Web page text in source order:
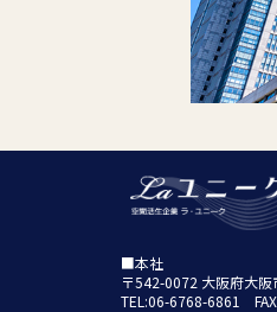
■本社
〒542-0072 大阪府大
TEL:06-6768-6861